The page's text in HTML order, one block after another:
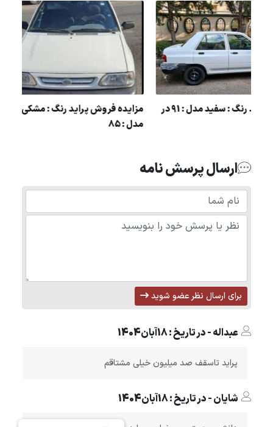
مزایده فروش پراید
مزایده پراید رنگ : سفید مدل : 91 در
ارسال پرسش نامه
برای ارسال نظر عضو شوید
عبداله - در تاریخ : 18آبان1404
پراید تاسقف صد میلیون خیلی مشتاقم
شایان - در تاریخ : 18آبان1404